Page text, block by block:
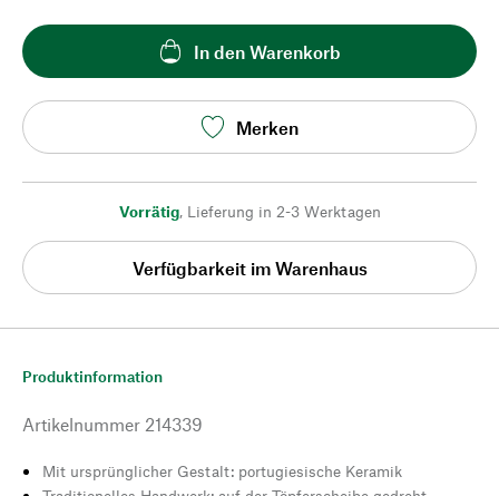
In den Warenkorb
Merken
Vorrätig, Lieferung in 2-3 Werktagen
Verfügbarkeit im Warenhaus
Produktinformation
Artikelnummer 214339
Mit ursprünglicher Gestalt: portugiesische Keramik